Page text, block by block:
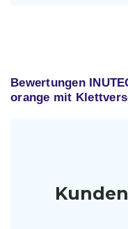
Bewertungen
orange mit